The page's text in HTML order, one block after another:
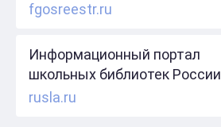
fgosreestr.ru
Информационный портал
школьных библиотек России
rusla.ru